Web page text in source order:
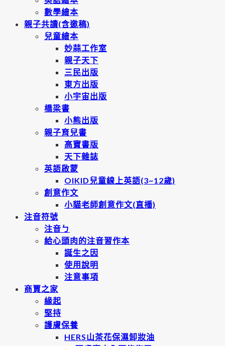
數學繪本
親子共讀(含邀稿)
兒童繪本
妙蒜工作室
親子天下
三民出版
東方出版
小宇宙出版
橋梁書
小熊出版
親子育兒書
高寶書版
天下雜誌
英語啟蒙
OIKID兒童線上英語(3~12歲)
創意作文
小貓老師創意作文(直播)
注音符號
注音ㄅ
給心頭肉的注音習作本
誕生之因
使用說明
注意事項
商賈之家
緣起
堅持
護膚保養
HERS山茶花保濕卸妝油